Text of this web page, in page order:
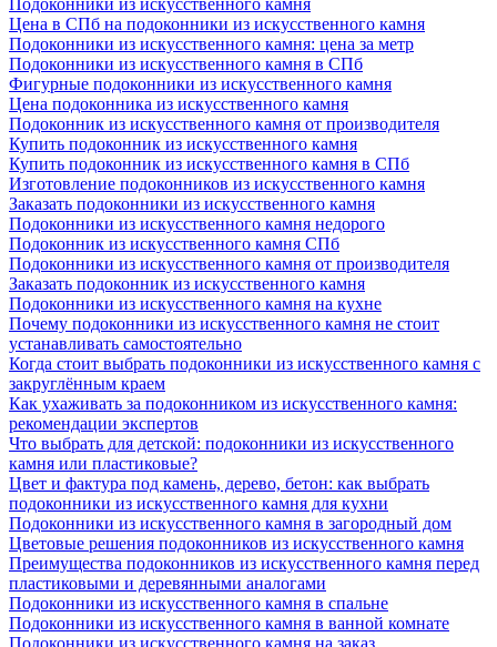
Цена в СПб на подоконники из искусственного камня
Подоконники из искусственного камня: цена за метр
Подоконники из искусственного камня в СПб
Фигурные подоконники из искусственного камня
Цена подоконника из искусственного камня
Подоконник из искусственного камня от производителя
Купить подоконник из искусственного камня
Купить подоконник из искусственного камня в СПб
Изготовление подоконников из искусственного камня
Заказать подоконники из искусственного камня
Подоконники из искусственного камня недорого
Подоконник из искусственного камня СПб
Подоконники из искусственного камня от производителя
Заказать подоконник из искусственного камня
Подоконники из искусственного камня на кухне
Почему подоконники из искусственного камня не стоит
устанавливать самостоятельно
Когда стоит выбрать подоконники из искусственного камня с
закруглённым краем
Как ухаживать за подоконником из искусственного камня:
рекомендации экспертов
Что выбрать для детской: подоконники из искусственного
камня или пластиковые?
Цвет и фактура под камень, дерево, бетон: как выбрать
подоконники из искусственного камня для кухни
Подоконники из искусственного камня в загородный дом
Цветовые решения подоконников из искусственного камня
Преимущества подоконников из искусственного камня перед
пластиковыми и деревянными аналогами
Подоконники из искусственного камня в спальне
Подоконники из искусственного камня в ванной комнате
Подоконники из искусственного камня на заказ